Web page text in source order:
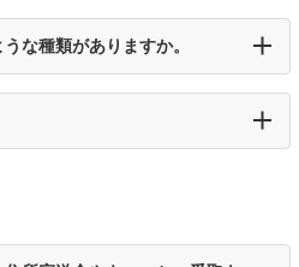
な種類がありますか。